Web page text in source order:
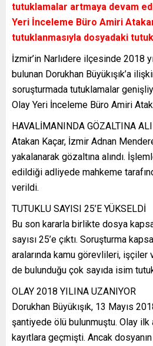
tutuklamalar artmaya devam
Yeri İnceleme Büro Amiri
tutuklanmasıyla dosyadaki
İzmir’in Narlıdere ilçesinde 2018
bulunan Dorukhan Büyükışık’a
soruşturmada tutuklamalar
Olay Yeri İnceleme Büro Amiri
HAVALİMANINDA GÖZALTINA
Atakan Kaçar, İzmir Adnan
yakalanarak gözaltına alındı.
edildiği adliyede mahkeme
verildi.
TUTUKLU SAYISI 25’E YÜKSELDİ
Bu son kararla birlikte dosya
sayısı 25’e çıktı. Soruşturma
aralarında kamu görevlileri,
de bulunduğu çok sayıda isim
OLAY 2018 YILINA UZANIYOR
Dorukhan Büyükışık, 13 Mayıs
şantiyede ölü bulunmuştu. Olay ilk
kayıtlara geçmişti. Ancak